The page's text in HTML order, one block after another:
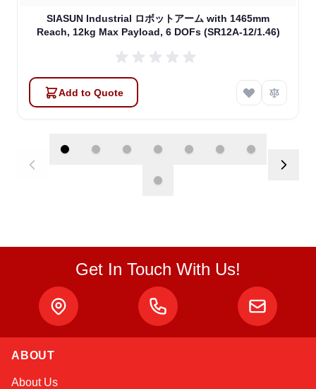
SIASUN Industrial ロボットアーム with 1465mm
Reach, 12kg Max Payload, 6 DOFs (SR12A-12/1.46)
Add to Quote
Get In Touch With Us!
ABOUT
About Us